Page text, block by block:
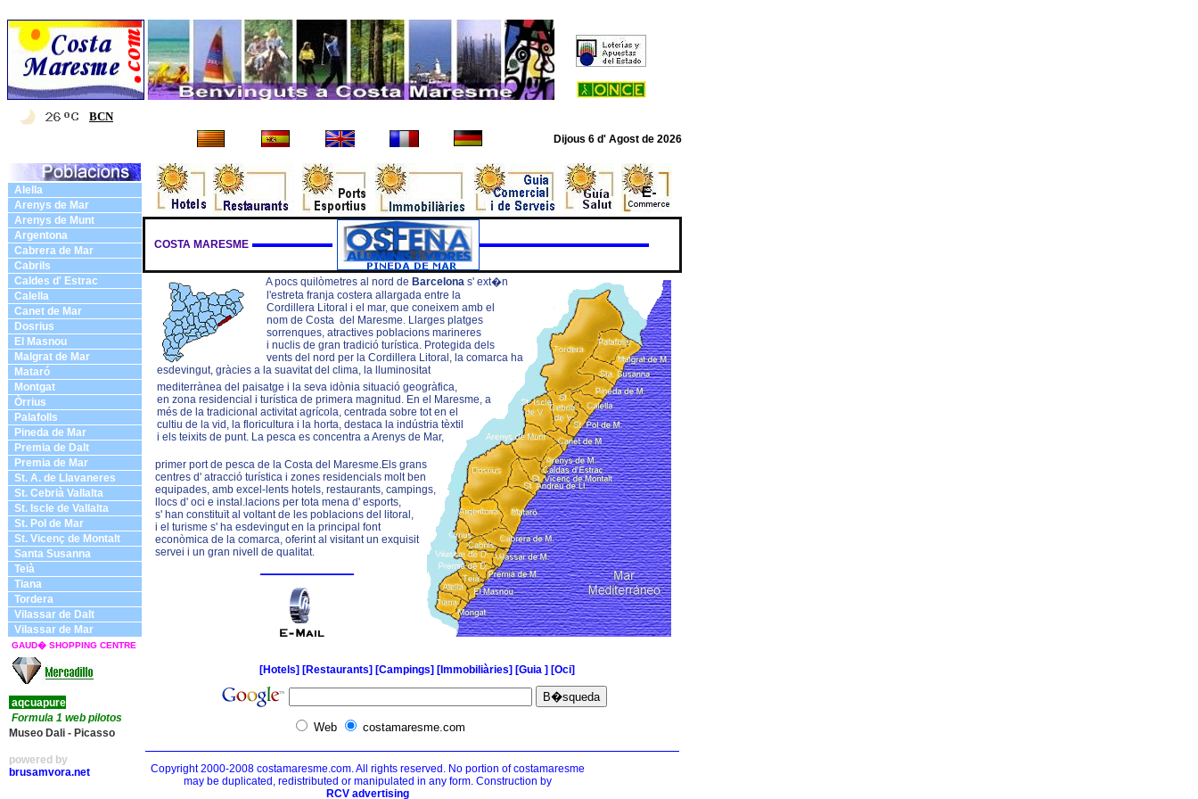
BCN
Dijous 6 d' Agost de 2026
Alella
Arenys de Mar
Arenys de Munt
Argentona
Cabrera de Mar
Cabrils
Caldes d' Estrac
Calella
Canet de Mar
Dosrius
El Masnou
Malgrat de Mar
Mataró
Montgat
Òrrius
Palafolls
Pineda de Mar
Premia de Dalt
Premia de Mar
St. A. de Llavaneres
St. Cebrià Vallalta
St. Iscle de Vallalta
St. Pol de Mar
St. Vicenç de Montalt
Santa Susanna
Teià
Tiana
Tordera
Vilassar de Dalt
Vilassar de Mar
GAUD� SHOPPING CENTRE
aqcuapure
Formula 1 web pilotos
Museo Dali - Picasso
powered by
brusamvora.net
COSTA MARESME
A pocs quilòmetres al nord de Barcelona s' ext�n
l'estreta franja costera allargada entre la
Cordillera Litoral i el mar, que coneixem amb el
nom de Costa del Maresme. Llarges platges
sorrenques, atractives poblacions marineres
i nuclis de gran tradició turística. Protegida dels
vents del nord per la Cordillera Litoral, la comarca ha
esdevingut, gràcies a la suavitat del clima, la lluminositat
mediterrànea del paisatge i la seva idònia situació geogràfica,
en zona residencial i turística de primera magnitud. En el Maresme, a
més de la tradicional activitat agrícola, centrada sobre tot en el
cultiu de la vid, la floricultura i la horta, destaca la indústria tèxtil
i els teixits de punt. La pesca es concentra a Arenys de Mar,
primer port de pesca de la Costa del Maresme.Els grans
centres d' atracció turística i zones residencials molt ben
equipades, amb excel-lents hotels, restaurants, campings,
llocs d' oci e instal.lacions per tota mena d' esports,
s' han constituït al voltant de les poblacions del litoral,
i el turisme s' ha esdevingut en la principal font
econòmica de la comarca, oferint al visitant un exquisit
servei i un gran nivell de qualitat.
[Hotels] [Restaurants] [Campings] [Immobiliàries] [Guia ] [Oci]
Web costamaresme.com
Copyright 2000-2008 costamaresme.com. All rights reserved. No portion of costamaresme
may be duplicated, redistributed or manipulated in any form. Construction by
RCV advertising